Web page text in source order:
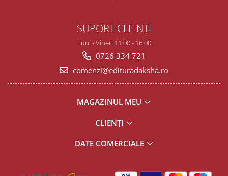
SUPORT CLIENȚI
Luni - Vineri 11:00 - 16:00
0726 334 721
comenzi@edituradaksha.ro
MAGAZINUL MEU
CLIENȚI
DATE COMERCIALE